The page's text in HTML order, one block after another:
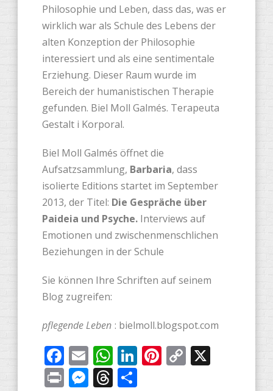
Philosophie und Leben, dass das, was er
wirklich war als Schule des Lebens der
alten Konzeption der Philosophie
interessiert und als eine sentimentale
Erziehung. Dieser Raum wurde im
Bereich der humanistischen Therapie
gefunden. Biel Moll Galmés. Terapeuta
Gestalt i Korporal.
Biel Moll Galmés öffnet die
Aufsatzsammlung, Barbaria, dass
isolierte Editions startet im September
2013, der Titel: Die Gespräche über
Paideia und Psyche. Interviews auf
Emotionen und zwischenmenschlichen
Beziehungen in der Schule
Sie können Ihre Schriften auf seinem
Blog zugreifen:
pflegende Leben : bielmoll.blogspot.com
Facebook
EmailWhatsApp
LinkedIn
Pinterest
Copy
PrintMessenger
Threads